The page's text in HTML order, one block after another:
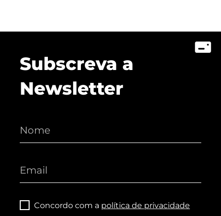
Subscreva a
Newsletter
Concordo com a política de privacidade